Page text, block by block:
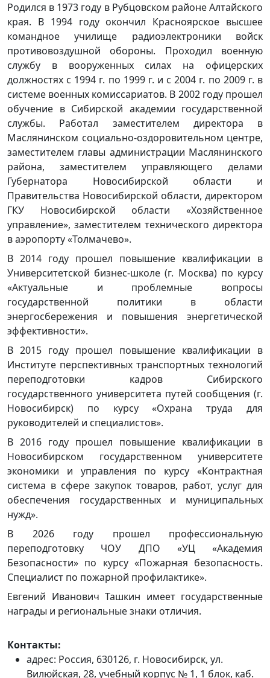
Родился в 1973 году в Рубцовском районе Алтайского
края. В 1994 году окончил Красноярское высшее
командное училище радиоэлектроники войск
противовоздушной обороны. Проходил военную
службу в вооруженных силах на офицерских
должностях с 1994 г. по 1999 г. и с 2004 г. по 2009 г. в
системе военных комиссариатов. В 2002 году прошел
обучение в Сибирской академии государственной
службы. Работал заместителем директора в
Маслянинском социально-оздоровительном центре,
заместителем главы администрации Маслянинского
района, заместителем управляющего делами
Губернатора Новосибирской области и
Правительства Новосибирской области, директором
ГКУ Новосибирской области «Хозяйственное
управление», заместителем технического директора
в аэропорту «Толмачево».
В 2014 году прошел повышение квалификации в
Университетской бизнес-школе (г. Москва) по курсу
«Актуальные и проблемные вопросы
государственной политики в области
энергосбережения и повышения энергетической
эффективности».
В 2015 году прошел повышение квалификации в
Институте перспективных транспортных технологий
переподготовки кадров Сибирского
государственного университета путей сообщения (г.
Новосибирск) по курсу «Охрана труда для
руководителей и специалистов».
В 2016 году прошел повышение квалификации в
Новосибирском государственном университете
экономики и управления по курсу «Контрактная
система в сфере закупок товаров, работ, услуг для
обеспечения государственных и муниципальных
нужд».
В 2026 году прошел профессиональную
переподготовку ЧОУ ДПО «УЦ «Академия
Безопасности» по курсу «Пожарная безопасность.
Специалист по пожарной профилактике».
Евгений Иванович Ташкин имеет государственные
награды и региональные знаки отличия.
Контакты:
адрес: Россия, 630126, г. Новосибирск, ул.
Вилюйская, 28, учебный корпус № 1, 1 блок, каб.